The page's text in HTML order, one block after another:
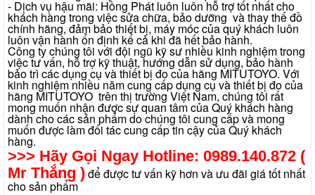
- Dịch vụ hậu mãi: Hồng Phát luôn luôn hỗ trợ tốt nhất cho
khách hàng trong việc sửa chữa, bảo dưỡng và thay thế đồ
chính hãng, đảm bảo thiết bị, máy móc của quý khách luôn
luôn vận hành ổn định kể cả khi đã hết bảo hành.
Công ty chúng tôi với đội ngũ kỹ sư nhiều kinh nghiệm trong
việc tư vấn, hỗ trợ kỹ thuật, hướng dẫn sử dụng, bảo hành
bảo trì các dụng cụ và thiết bị đo của hãng MITUTOYO. Với
kinh nghiệm nhiều năm cung cấp dụng cụ và thiết bị đo của
hãng MITUTOYO trên thị trường Việt Nam, chúng tôi rất
mong muốn nhận được sự quan tâm của Quý khách hàng
dành cho các sản phẩm do chúng tôi cung cấp và mong
muốn được làm đối tác cung cấp tin cậy của Quý khách
hàng.
>>> Hãy Gọi Ngay Hotline: 0989.140.872 (
Mr Thắng )để được tư vấn kỹ hơn và ưu đãi giá tốt nhất
cho sản phẩm